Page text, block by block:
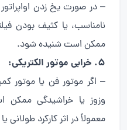
– در صورت یخ زدن
نامناسب، یا کثیف بودن
ممکن است شنیده شود.
5. خرابی موتور الکتریکی:
– اگر موتور فن یا موتور
وزوز یا خراشیدگی
معمولاً در اثر کارکرد